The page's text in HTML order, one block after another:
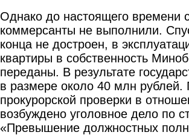
Однако до настоящего времени
коммерсанты не выполнили.
конца не достроен, в
квартиры в собственность
переданы. В результате
в размере около 40 млн
прокурорской проверки в
возбуждено уголовное дело по
«Превышение должностных